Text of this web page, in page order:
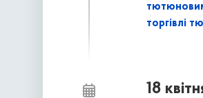
торгівлі
18